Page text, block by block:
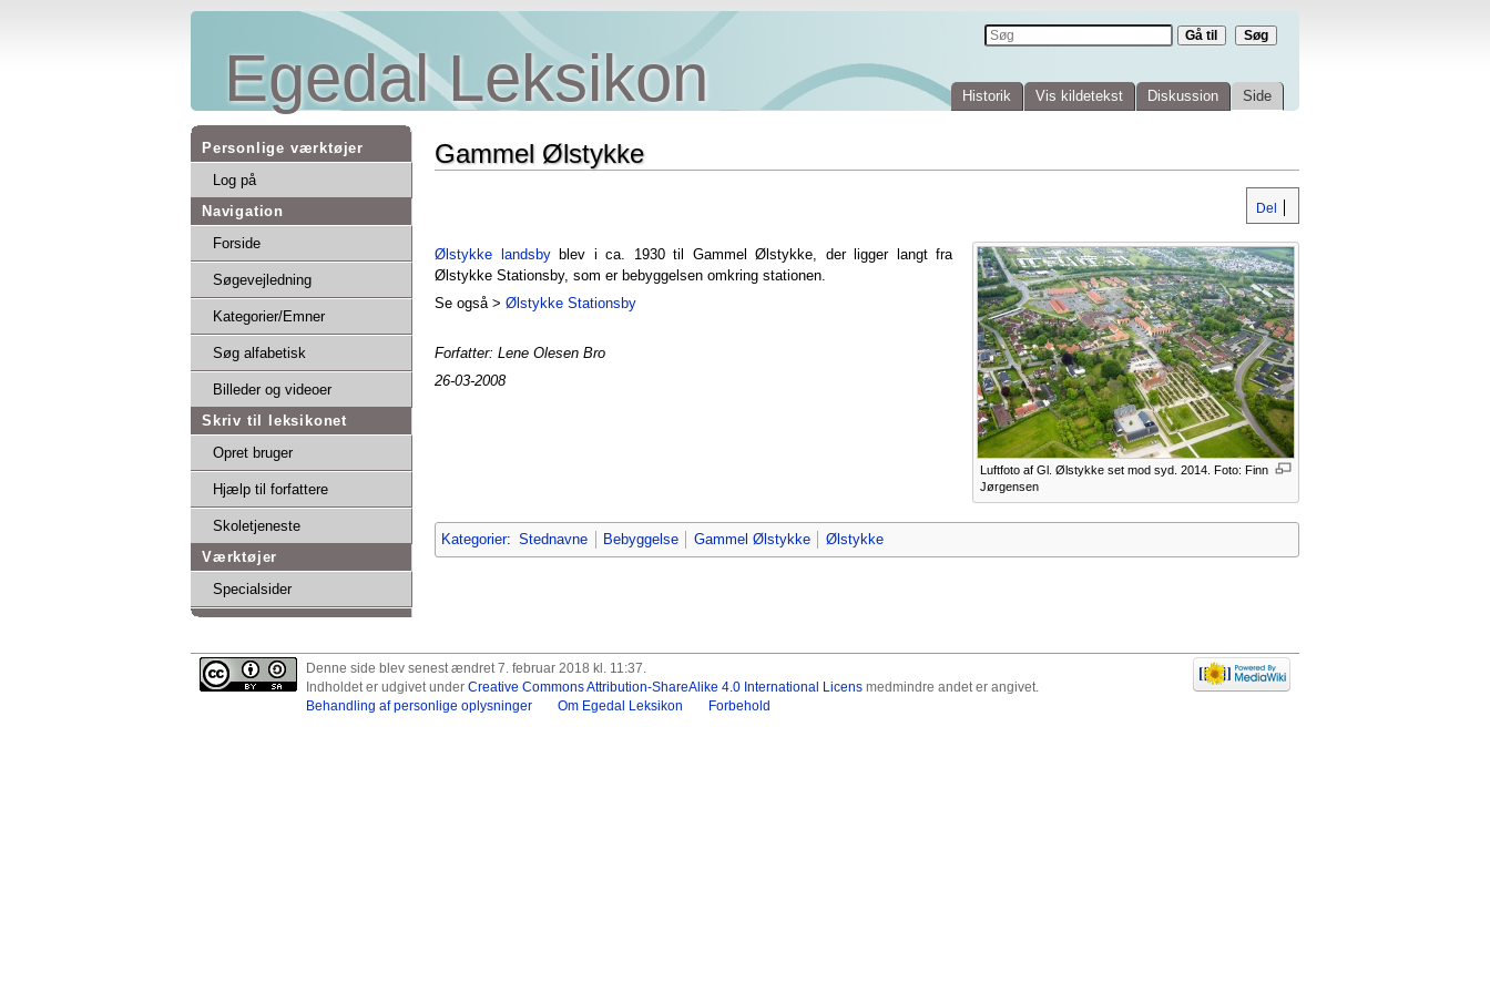
Egedal Leksikon Side
Diskussion
Vis kildetekst
Historik
Personlige værktøjer
Log på
Navigation
Forside
Søgevejledning
Kategorier/Emner
Søg alfabetisk
Billeder og videoer
Skriv til leksikonet
Opret bruger
Hjælp til forfattere
Skoletjeneste
Værktøjer
Specialsider
Gammel Ølstykke
Del
Luftfoto af Gl. Ølstykke set mod syd. 2014. Foto: Finn
Jørgensen
Ølstykke landsbyblev i ca. 1930 til Gammel Ølstykke, der ligger langt fra
Ølstykke Stationsby, som er bebyggelsen omkring stationen.
Se også > Ølstykke Stationsby
Forfatter: Lene Olesen Bro
26-03-2008
Kategorier: Stednavne Bebyggelse Gammel Ølstykke Ølstykke
Denne side blev senest ændret 7. februar 2018 kl. 11:37.
Indholdet er udgivet under Creative Commons Attribution-ShareAlike 4.0 International Licens medmindre andet er angivet.
Behandling af personlige oplysninger
Om Egedal Leksikon Forbehold